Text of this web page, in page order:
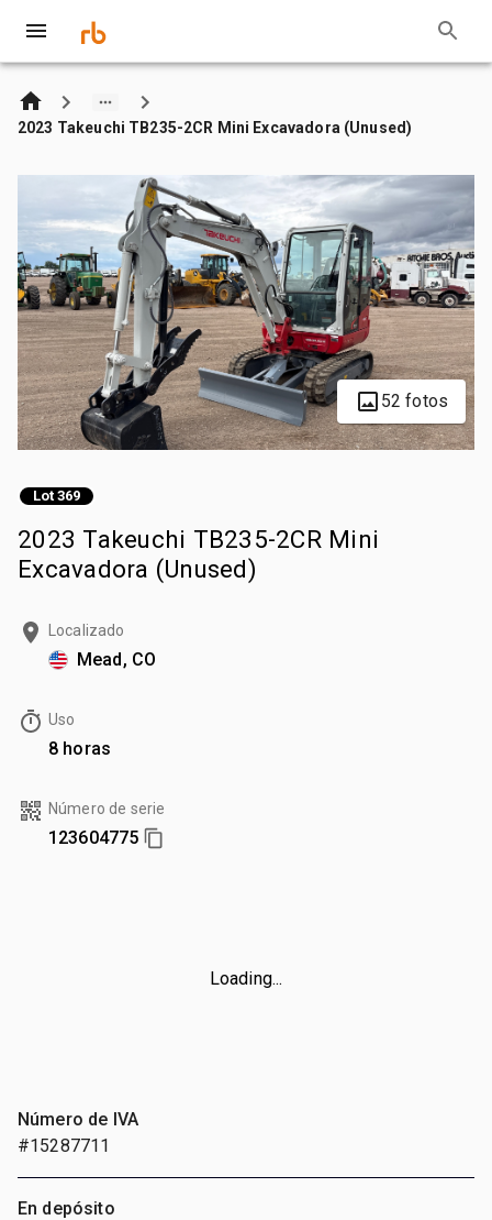
2023 Takeuchi TB235-2CR Mini Excavadora (Unused)
52 fotos
Lot 369
2023 Takeuchi TB235-2CR Mini
Excavadora (Unused)
Localizado
Mead, CO
Uso
8 horas
Número de serie
123604775
Loading...
Número de IVA
#15287711
En depósito